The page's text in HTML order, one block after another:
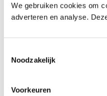
We gebruiken cookies om
adverteren en analyse.
Noodzakelijk
Voorkeuren